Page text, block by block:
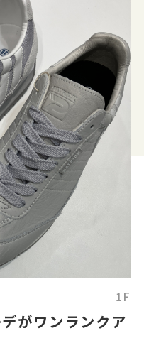
1F
がワンランクア